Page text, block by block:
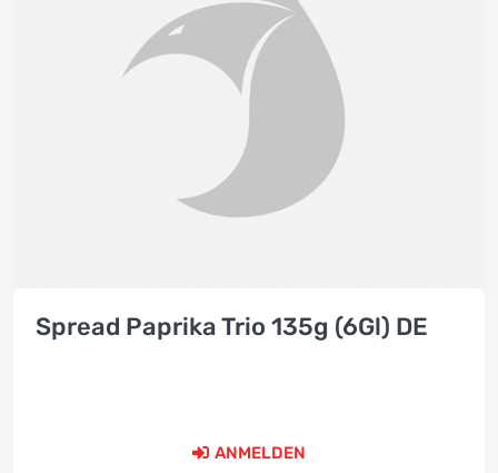
Spread Paprika Trio 135g (6Gl) DE
ANMELDEN